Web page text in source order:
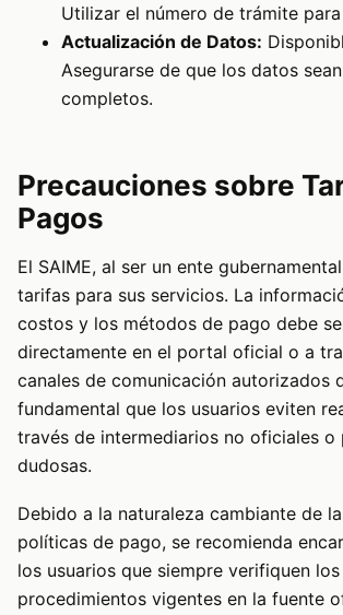
Utilizar el número de trámite
Actualización de Datos:
Asegurarse de que los datos
completos.
Precauciones sobre
Pagos
El SAIME, al ser un ente
tarifas para sus servicios. La
costos y los métodos de pago debe
directamente en el portal oficial o a
canales de comunicación autorizados
fundamental que los usuarios eviten
través de intermediarios no oficiales o
dudosas.
Debido a la naturaleza cambiante de
políticas de pago, se recomienda
los usuarios que siempre verifiquen
procedimientos vigentes en la fuente